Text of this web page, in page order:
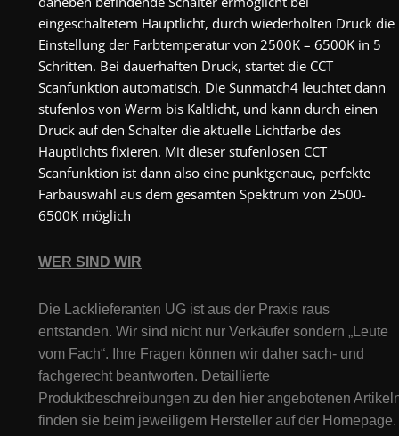
eingeschaltetem Hauptlicht, durch wiederholten Druck die
Einstellung der Farbtemperatur von 2500K – 6500K in 5
Schritten. Bei dauerhaften Druck, startet die CCT
Scanfunktion automatisch. Die Sunmatch4 leuchtet dann
stufenlos von Warm bis Kaltlicht, und kann durch einen
Druck auf den Schalter die aktuelle Lichtfarbe des
Hauptlichts fixieren. Mit dieser stufenlosen CCT
Scanfunktion ist dann also eine punktgenaue, perfekte
Farbauswahl aus dem gesamten Spektrum von 2500-
6500K möglich
WER SIND WIR
Die Lacklieferanten UG ist aus der Praxis raus
entstanden. Wir sind nicht nur Verkäufer sondern „Leute
vom Fach“. Ihre Fragen können wir daher sach- und
fachgerecht beantworten. Detaillierte
Produktbeschreibungen zu den hier angebotenen
finden sie beim jeweiligem Hersteller auf der Homepage.